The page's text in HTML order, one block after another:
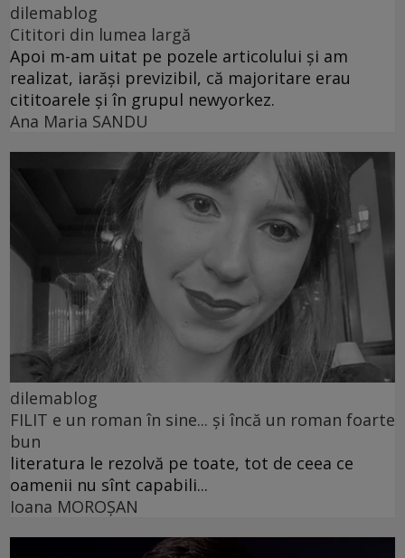
dilemablog
Cititori din lumea largă
Apoi m-am uitat pe pozele articolului și am
realizat, iarăși previzibil, că majoritare erau
cititoarele și în grupul newyorkez.
Ana Maria SANDU
dilemablog
FILIT e un roman în sine... și încă un roman foarte
bun
literatura le rezolvă pe toate, tot de ceea ce
oamenii nu sînt capabili...
Ioana MOROȘAN